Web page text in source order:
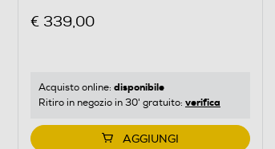
€ 339,00
Acquisto online: disponibile
Ritiro in negozio in 30' gratuito: verifica
AGGIUNGI